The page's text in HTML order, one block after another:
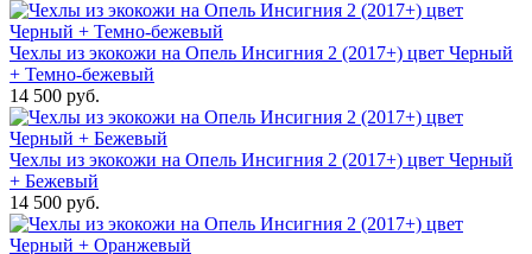
Чехлы из экокожи на Опель Инсигния 2 (2017+) цвет Черный
+ Темно-бежевый
14 500 руб.
Чехлы из экокожи на Опель Инсигния 2 (2017+) цвет Черный
+ Бежевый
14 500 руб.